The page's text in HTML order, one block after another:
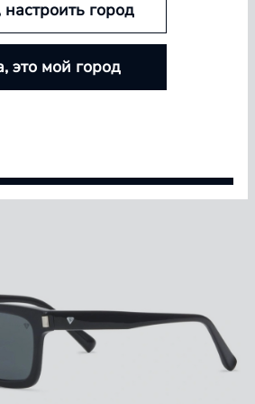
— БОЛЬШЕ СКИДКА
линзы Airway и увеличивайте
скидки — от 5% до 15%
нет, настроить город
это мой город